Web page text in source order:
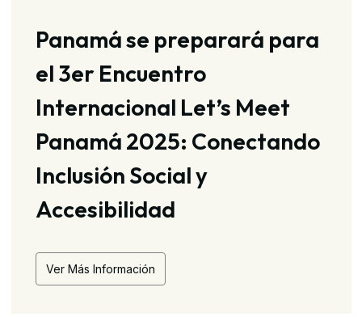
Panamá se preparará para
el 3er Encuentro
Internacional Let’s Meet
Panamá 2025: Conectando
Inclusión Social y
Accesibilidad
Ver Más Información